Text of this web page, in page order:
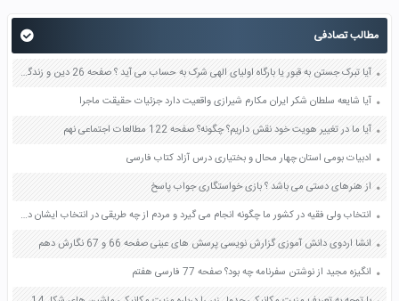
مطالب تصادفی
آیا تبرک جستن به قبور یا بارگاه اولیای الهی شرک به حساب می آید ؟ صفحه 26 دین و زندگی دوازدهم
آیا شایعه سلطان شکر ایران مکارم شیرازی واقعیت دارد جزئیات حقیقت ماجرا
آیا ما در تغییر هویت خود نقش داریم؟ چگونه؟ صفحه 122 مطالعات اجتماعی نهم
ادبیات بومی استان چهار محال و بختیاری درس آزاد کتاب فارسی
از هنرهای دستی می باشد ؟ بازی خواستگاری جواب پاسخ
انتخاب ولی فقیه در کشور ما چگونه انجام می گیرد و مردم از چه طریقی در انتخاب ایشان دخالت دارند صفحه 133 دین و زندگی یازدهم
انشا اردوی دانش آموزی گزارش نویسی پرسش های عینی صفحه 66 و 67 نگارش دهم
انگیزه مجید از نوشتن سفرنامه چه بود؟ صفحه 77 فارسی هفتم